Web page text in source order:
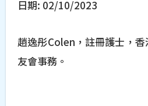
日期: 02/10/2023
趙逸彤Colen，註冊護士，
友會事務。